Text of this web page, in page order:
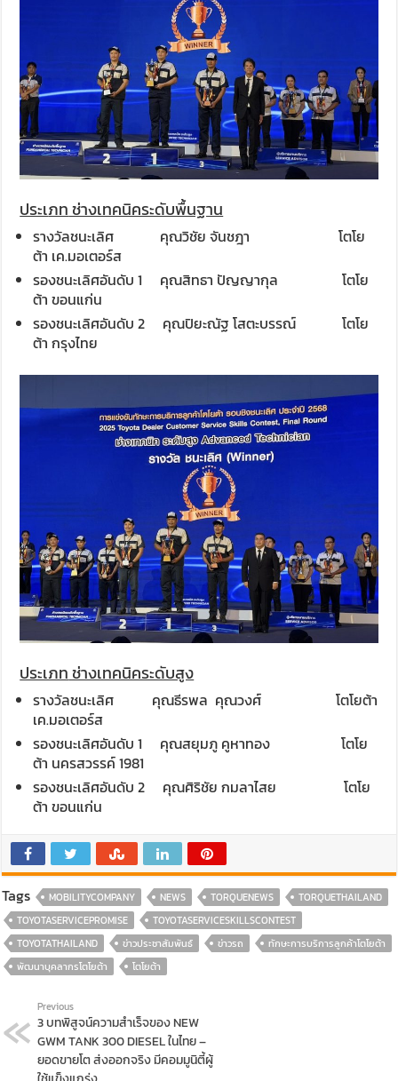
ประเภทช่างเทคนิคระดับพื้นฐาน
รางวัลชนะเลิศ คุณวิชัย จันชฎา โตโย
ต้า เค.มอเตอร์ส
รองชนะเลิศอันดับ 1 คุณสิทธา ปัญญากุล โตโย
ต้า ขอนแก่น
รองชนะเลิศอันดับ 2 คุณปิยะณัฐ โสตะบรรณ์ โตโย
ต้า กรุงไทย
ประเภทช่างเทคนิคระดับสูง
รางวัลชนะเลิศ
คุณธีรพล คุณวงศ์ โตโยต้า
เค.มอเตอร์ส
รองชนะเลิศอันดับ 1 คุณสยุมภู คูหาทอง โตโย
ต้า นครสวรรค์ 1981
รองชนะเลิศอันดับ 2 คุณศิริชัย กมลาไสย โตโย
ต้า ขอนแก่น
Tags MOBILITYCOMPANY NEWS TORQUENEWS
TORQUETHAILAND
TOYOTASERVICEPROMISE
TOYOTASERVICESKILLSCONTEST
TOYOTATHAILAND
ข่าวประชาสัมพันธ์ ข่าวรถ
ทักษะการบริการลูกค้าโตโยต้า
พัฒนาบุคลากรโตโยต้า
โตโยต้า
Previous
3 บทพิสูจน์ความสำเร็จของ NEW
GWM TANK 300 DIESEL ในไทย –
ยอดขายโต ส่งออกจริง มีคอมมูนิตี้ผู้